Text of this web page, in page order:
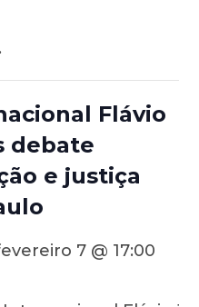
Flávio
debate
e justiça
7 @ 17:00